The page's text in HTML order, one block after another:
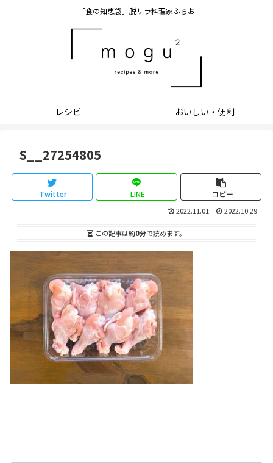
「食の知恵袋」脱サラ料理家ふらお
レシピ おいしい・便利
S__27254805
Twitter LINE コピー
2022.11.01 2022.10.29
この記事は約0分で読めます。